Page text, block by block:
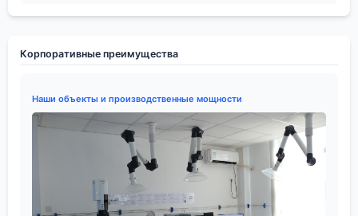
Например, при работе над материалами для
щёлочноземельных металлов, нам нужен был
пероксидный агент с гарантированным уровнем
чистоты. Поставщик, который сам глубоко
погружён в тему, может предоставить не только
сертификат анализа, но и рекомендации по его
введению в смесь, чтобы минимизировать контакт
Корпоративные преимущества
Наши объекты и производственные мощности